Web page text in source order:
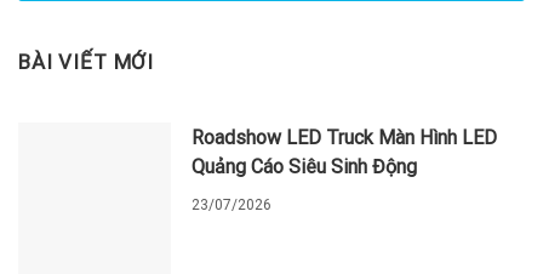
BÀI VIẾT MỚI
Roadshow LED Truck Màn Hình LED
Quảng Cáo Siêu Sinh Động
23/07/2026